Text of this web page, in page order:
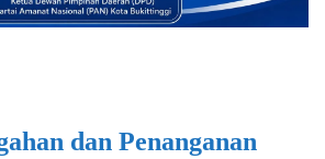
dan Penanganan